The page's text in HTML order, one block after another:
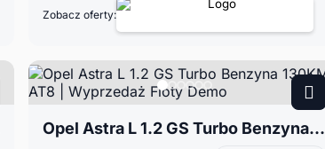
Zobacz oferty:
Opel Astra L 1.2 GS Turbo Benzyna 130KM AT8 | Wyprzedaż Floty Demo